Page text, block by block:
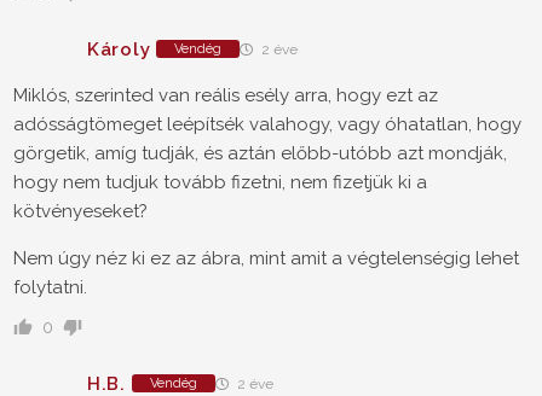
Károly Vendég 2 éve
Miklós, szerinted van reális esély arra, hogy ezt az
adósságtömeget leépítsék valahogy, vagy óhatatlan, hogy
görgetik, amíg tudják, és aztán előbb-utóbb azt mondják,
hogy nem tudjuk tovább fizetni, nem fizetjük ki a
kötvényeseket?
Nem úgy néz ki ez az ábra, mint amit a végtelenségig lehet
folytatni.
0
H.B. Vendég 2 éve